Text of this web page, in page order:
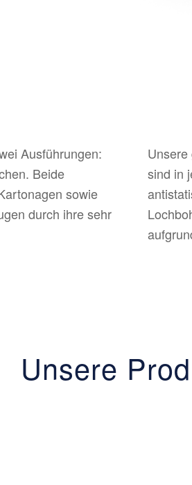
Ausführungen:
Beide
sowie
durch ihre sehr
sind in
Unsere